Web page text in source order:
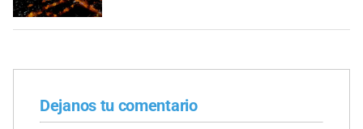
Dejanos tu comentario